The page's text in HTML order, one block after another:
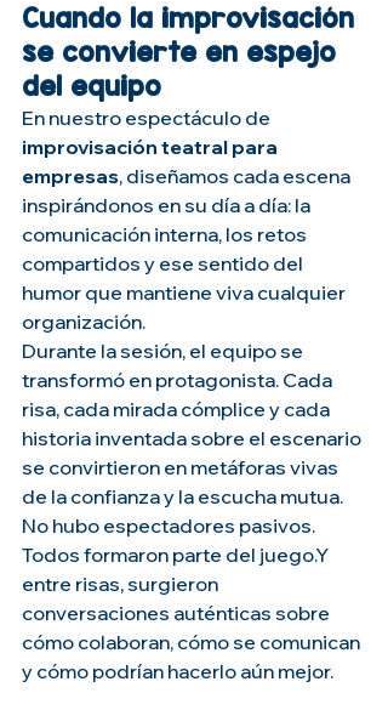
Cuando la improvisación
se convierte en espejo
del equipo
En nuestro espectáculo de
improvisación teatral para
empresas, diseñamos cada escena
inspirándonos en su día a día: la
comunicación interna, los retos
compartidos y ese sentido del
humor que mantiene viva cualquier
organización.
Durante la sesión, el equipo se
transformó en protagonista. Cada
risa, cada mirada cómplice y cada
historia inventada sobre el escenario
se convirtieron en metáforas vivas
de la confianza y la escucha mutua.
No hubo espectadores pasivos.
Todos formaron parte del juego.Y
entre risas, surgieron
conversaciones auténticas sobre
cómo colaboran, cómo se comunican
y cómo podrían hacerlo aún mejor.